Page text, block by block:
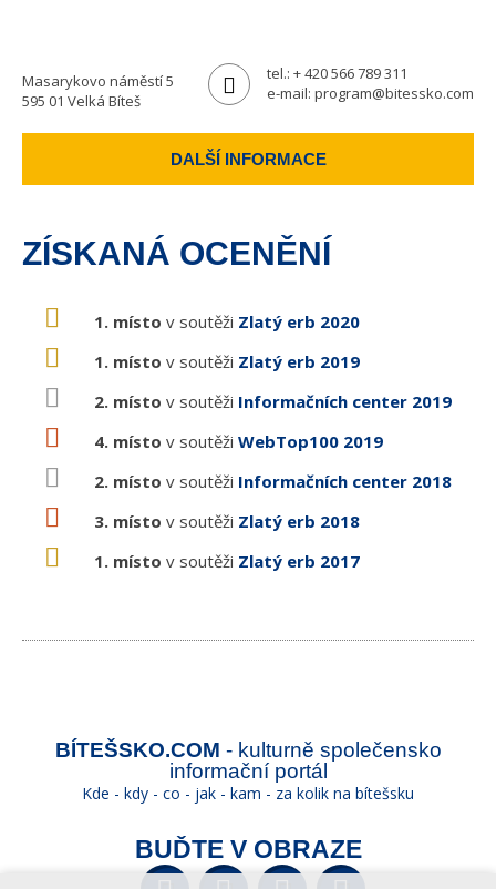
Masarykovo náměstí 5
595 01 Velká Bíteš
tel.: + 420 566 789 311
e-mail: program@bitessko.com
DALŠÍ INFORMACE
ZÍSKANÁ OCENĚNÍ
1. místo v soutěži Zlatý erb 2020
1. místo v soutěži Zlatý erb 2019
2. místo v soutěži Informačních center 2019
4. místo v soutěži WebTop100 2019
2. místo v soutěži Informačních center 2018
3. místo v soutěži Zlatý erb 2018
1. místo v soutěži Zlatý erb 2017
BÍTEŠSKO.COM - kulturně společensko
informační portál
Kde - kdy - co - jak - kam - za kolik na bítešsku
BUĎTE V OBRAZE